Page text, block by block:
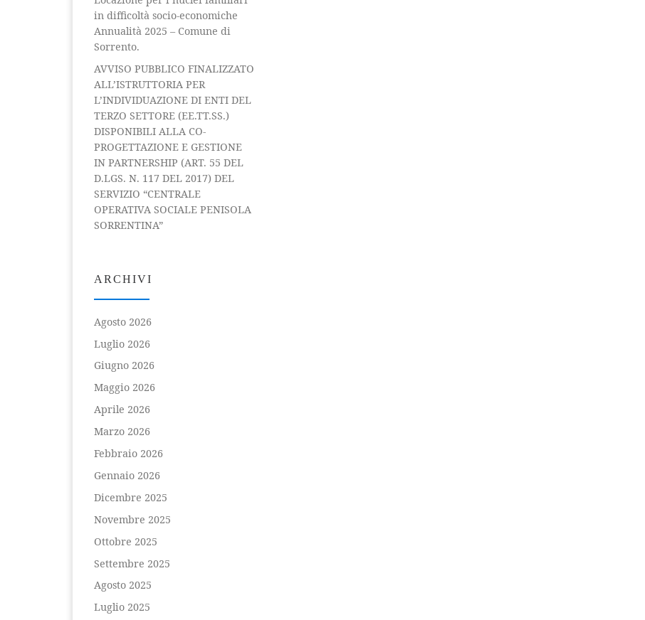
in difficoltà socio-economiche
Annualità 2025 – Comune di
Sorrento.
AVVISO PUBBLICO FINALIZZATO
ALL’ISTRUTTORIA PER
L’INDIVIDUAZIONE DI ENTI DEL
TERZO SETTORE (EE.TT.SS.)
DISPONIBILI ALLA CO-
PROGETTAZIONE E GESTIONE
IN PARTNERSHIP (ART. 55 DEL
D.LGS. N. 117 DEL 2017) DEL
SERVIZIO “CENTRALE
OPERATIVA SOCIALE PENISOLA
SORRENTINA”
ARCHIVI
Agosto 2026
Luglio 2026
Giugno 2026
Maggio 2026
Aprile 2026
Marzo 2026
Febbraio 2026
Gennaio 2026
Dicembre 2025
Novembre 2025
Ottobre 2025
Settembre 2025
Agosto 2025
Luglio 2025